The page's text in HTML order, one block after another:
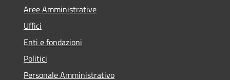
Aree Amministrative
Uffici
Enti e fondazioni
Politici
Personale Amministrativo